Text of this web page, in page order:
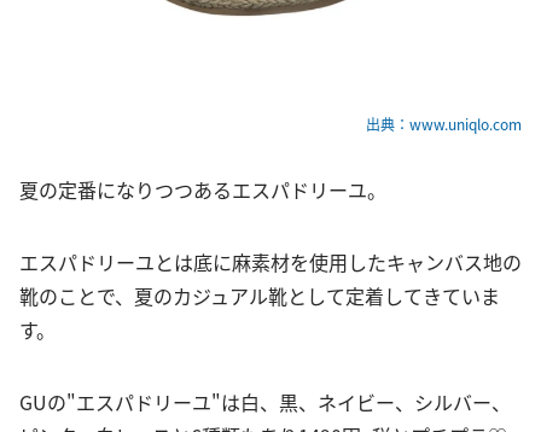
出典：www.uniqlo.com
夏の定番になりつつあるエスパドリーユ。
エスパドリーユとは底に麻素材を使用したキャンバス地の
靴のことで、夏のカジュアル靴として定着してきていま
す。
GUの"エスパドリーユ"は白、黒、ネイビー、シルバー、